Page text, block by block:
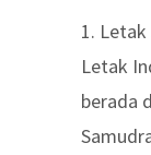
1.
Letak
berada